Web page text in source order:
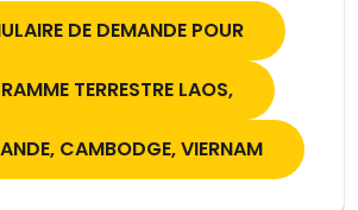
DE DEMANDE POUR
TERRESTRE LAOS,
CAMBODGE, VIERNAM